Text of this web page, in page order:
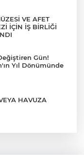
VE AFET
İÇİN İŞ BİRLİĞİ
Gün!
Yıl Dönümünde
HAVUZA